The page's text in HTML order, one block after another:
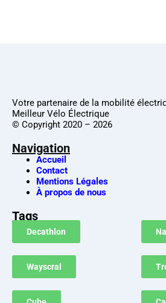
Votre partenaire de la mobilité
Meilleur Vélo Électrique
© Copyright 2020 – 2026
Navigation
Accueil
Contact
Mentions Légales
À propos de nous
Tags
Decathlon
Wayscral